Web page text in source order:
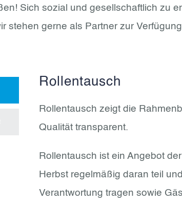
Sich sozial und gesellschaftlich zu
stehen gerne als Partner zur
Rollentausch
Rollentausch zeigt die
Qualität transparent.
Rollentausch ist ein Angebot
Herbst regelmäßig daran teil
Verantwortung tragen sowie